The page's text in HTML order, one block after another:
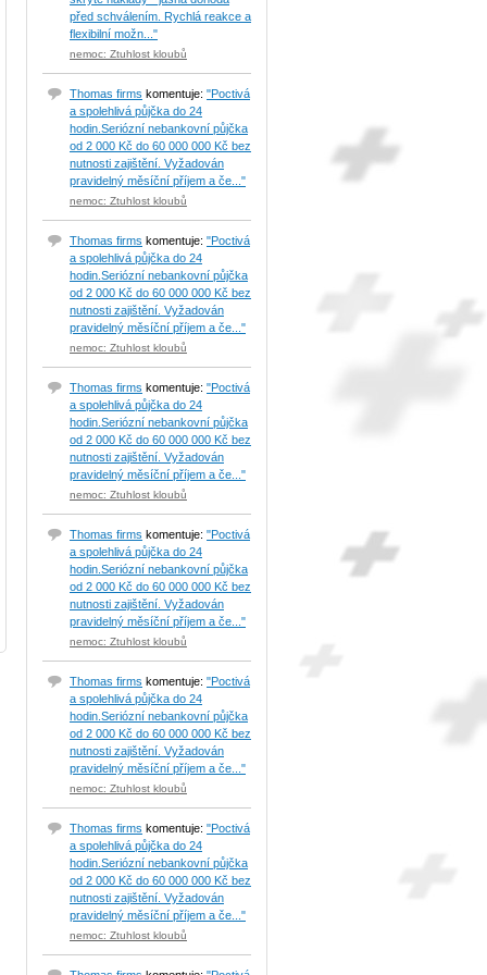
před schválením. Rychlá reakce a
flexibilní možn..."
nemoc: Ztuhlost kloubů
Thomas firms komentuje: "Poctivá
a spolehlivá půjčka do 24
hodin.Seriózní nebankovní půjčka
od 2 000 Kč do 60 000 000 Kč bez
nutnosti zajištění. Vyžadován
pravidelný měsíční příjem a če..."
nemoc: Ztuhlost kloubů
Thomas firms komentuje: "Poctivá
a spolehlivá půjčka do 24
hodin.Seriózní nebankovní půjčka
od 2 000 Kč do 60 000 000 Kč bez
nutnosti zajištění. Vyžadován
pravidelný měsíční příjem a če..."
nemoc: Ztuhlost kloubů
Thomas firms komentuje: "Poctivá
a spolehlivá půjčka do 24
hodin.Seriózní nebankovní půjčka
od 2 000 Kč do 60 000 000 Kč bez
nutnosti zajištění. Vyžadován
pravidelný měsíční příjem a če..."
nemoc: Ztuhlost kloubů
Thomas firms komentuje: "Poctivá
a spolehlivá půjčka do 24
hodin.Seriózní nebankovní půjčka
od 2 000 Kč do 60 000 000 Kč bez
nutnosti zajištění. Vyžadován
pravidelný měsíční příjem a če..."
nemoc: Ztuhlost kloubů
Thomas firms komentuje: "Poctivá
a spolehlivá půjčka do 24
hodin.Seriózní nebankovní půjčka
od 2 000 Kč do 60 000 000 Kč bez
nutnosti zajištění. Vyžadován
pravidelný měsíční příjem a če..."
nemoc: Ztuhlost kloubů
Thomas firms komentuje: "Poctivá
a spolehlivá půjčka do 24
hodin.Seriózní nebankovní půjčka
od 2 000 Kč do 60 000 000 Kč bez
nutnosti zajištění. Vyžadován
pravidelný měsíční příjem a če..."
nemoc: Ztuhlost kloubů